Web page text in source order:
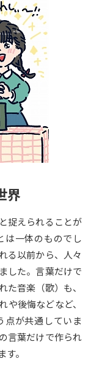
料請求
通テスト「受験案
業程度認定試験
大学検索
ーバルに強い大学特
界
捉えられることが
は一体のものでし
る以前から、人々
した。言葉だけで
音楽（歌）も、
や後悔などなど、
点が共通していま
言葉だけで作られ
。